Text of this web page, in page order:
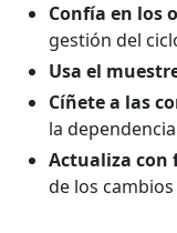
Confía en los
gestión del
Usa el
Cíñete a las
la
Actualiza con
de los